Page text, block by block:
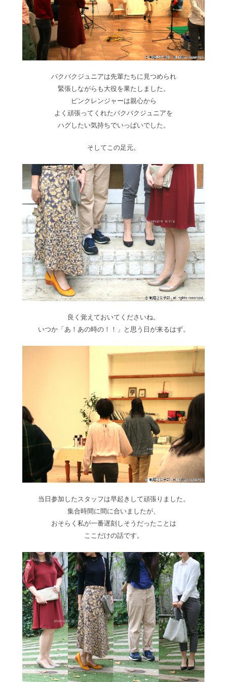
バクバクジュニアは先輩たちに見つめられ
緊張しながらも大役を果たしました。
ピンクレンジャーは親心から
よく頑張ってくれたバクバクジュニアを
ハグしたい気持ちでいっぱいでした。
そしてこの足元。
良く覚えておいてくださいね。
いつか「あ！あの時の！！」と思う日が来るはず。
当日参加したスタッフは早起きして頑張りました。
集合時間に間に合いましたが、
おそらく私が一番遅刻しそうだったことは
ここだけの話です。